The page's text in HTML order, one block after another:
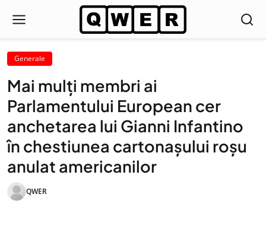
Generale
Mai mulți membri ai
Parlamentului European cer
anchetarea lui Gianni Infantino
în chestiunea cartonașului roșu
anulat americanilor
QWER